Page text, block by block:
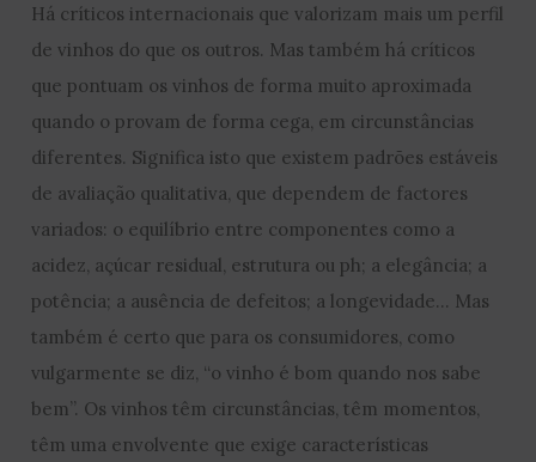
Há críticos internacionais que valorizam mais um perfil
de vinhos do que os outros. Mas também há críticos
que pontuam os vinhos de forma muito aproximada
quando o provam de forma cega, em circunstâncias
diferentes. Significa isto que existem padrões estáveis
de avaliação qualitativa, que dependem de factores
variados: o equilíbrio entre componentes como a
acidez, açúcar residual, estrutura ou ph; a elegância; a
potência; a ausência de defeitos; a longevidade… Mas
também é certo que para os consumidores, como
vulgarmente se diz, “o vinho é bom quando nos sabe
bem”. Os vinhos têm circunstâncias, têm momentos,
têm uma envolvente que exige características